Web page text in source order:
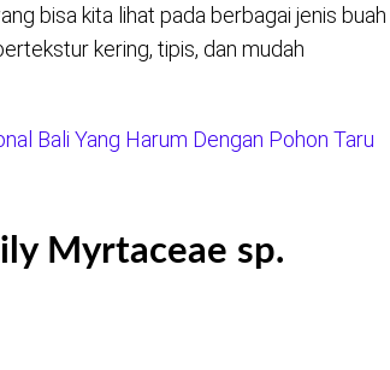
bisa kita lihat pada berbagai jenis buah
kering, tipis, dan mudah
Bali Yang Harum Dengan Pohon Taru
Myrtaceae sp.